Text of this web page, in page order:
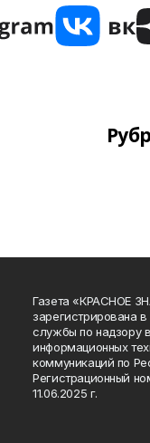
Газета «КРАСНОЕ
зарегистрирована
службы по надзору
информационных
коммуникаций по
Регистрационный
11.06.2025 г.